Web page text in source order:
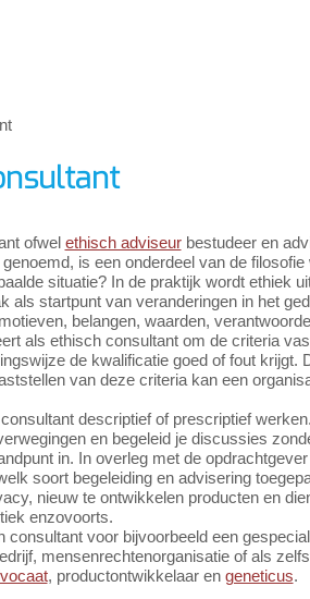
ofwel ethisch adviseurbestudeer en
is een onderdeel van de
situatie? In de praktijk wordt ethiek
als startpunt van veranderingen in het
belangen, waarden,
als ethisch consultant om de criteria
de kwalificatie goed of fout
van deze criteria kan een
descriptief of prescriptief
en begeleid je discussies
in. In overleg met de
soort begeleiding en advisering
nieuw te ontwikkelen producten en
enzovoorts.
consultant voor bijvoorbeeld een
mensenrechtenorganisatie of als
, productontwikkelaar en geneticus.